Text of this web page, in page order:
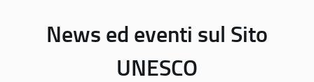
News ed eventi sul Sito
UNESCO